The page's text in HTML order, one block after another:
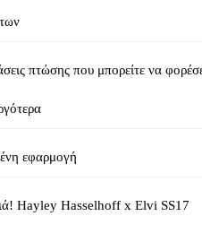
πτώσης που μπορείτε να
εφαρμογή
Hayley Hasselhoff x Elvi SS17